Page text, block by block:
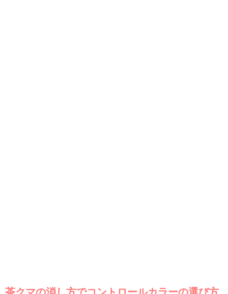
茶クマの消し方でコントロールカラーの選び方